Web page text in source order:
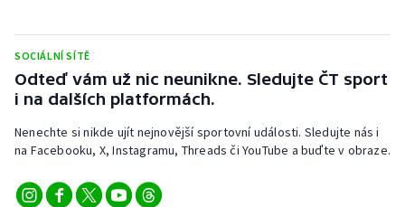
SOCIÁLNÍ SÍTĚ
Odteď vám už nic neunikne. Sledujte ČT sport
i na dalších platformách.
Nenechte si nikde ujít nejnovější sportovní události. Sledujte nás i
na Facebooku, X, Instagramu, Threads či YouTube a buďte v obraze.